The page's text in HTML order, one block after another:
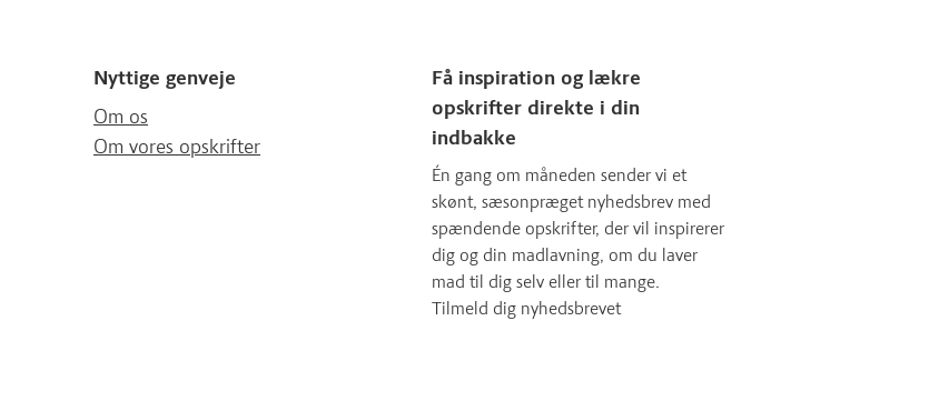
Nyttige genveje
Om os
Om vores opskrifter
Få inspiration og lækre
opskrifter direkte i din
indbakke
Én gang om måneden sender vi et
skønt, sæsonpræget nyhedsbrev med
spændende opskrifter, der vil inspirerer
dig og din madlavning, om du laver
mad til dig selv eller til mange.
Tilmeld dig nyhedsbrevet